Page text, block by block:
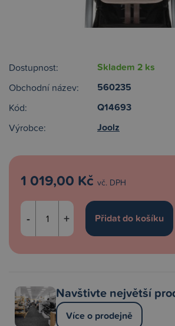
Dostupnost: Skladem 2 ks
Obchodní název: 560235
Kód: Q14693
Výrobce: Joolz
1 019,00 Kč vč. DPH
- +
Navštivte největší
Více o prodejně